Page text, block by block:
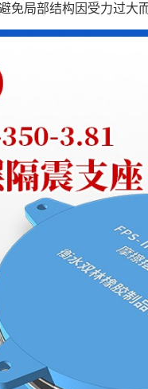
免局部结构因受力过大